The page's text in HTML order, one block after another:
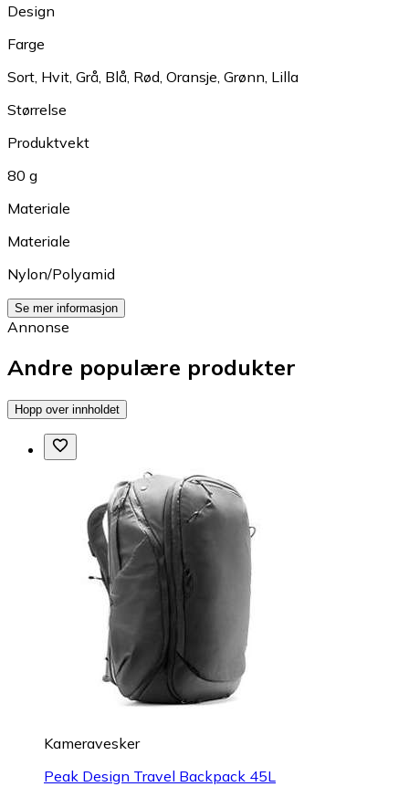
Design
Farge
Sort Hvit Grå Blå Rød Oransje Grønn Lilla
Størrelse
Produktvekt
80 g
Materiale
Materiale
Nylon/Polyamid
Se mer informasjon
Annonse
Andre populære produkter
Hopp over innholdet
Kameravesker
Peak Design Travel Backpack 45L